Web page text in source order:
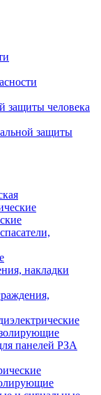
защиты человека
защиты
накладки
панелей РЗА